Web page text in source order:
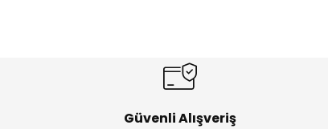
Güvenli Alışveriş